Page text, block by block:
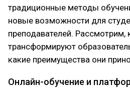
традиционные методы
новые возможности для
преподавателей. Рассмотрим,
трансформируют
какие преимущества они
Онлайн-обучение и